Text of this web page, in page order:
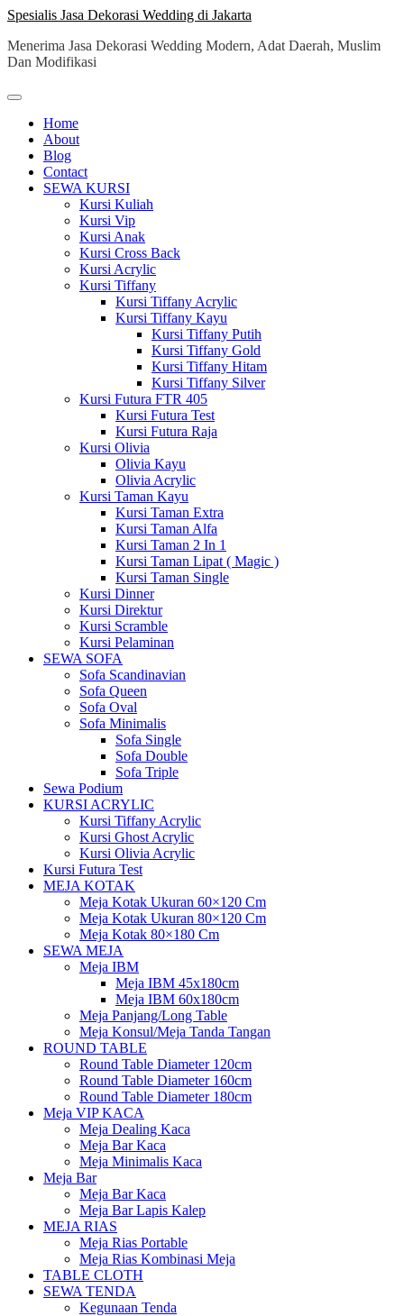
Skip
content
Spesialis Jasa Dekorasi Wedding di Jakarta
Menerima Jasa Dekorasi Wedding Modern, Adat Daerah, Muslim
Dan Modifikasi
Home
About
Blog
Contact
SEWA KURSI
Kursi Kuliah
Kursi Vip
Kursi Anak
Kursi Cross Back
Kursi Acrylic
Kursi Tiffany
Kursi Tiffany Acrylic
Kursi Tiffany Kayu
Kursi Tiffany Putih
Kursi Tiffany Gold
Kursi Tiffany Hitam
Kursi Tiffany Silver
Kursi Futura FTR 405
Kursi Futura Test
Kursi Futura Raja
Kursi Olivia
Olivia Kayu
Olivia Acrylic
Kursi Taman Kayu
Kursi Taman Extra
Kursi Taman Alfa
Kursi Taman 2 In 1
Kursi Taman Lipat ( Magic )
Kursi Taman Single
Kursi Dinner
Kursi Direktur
Kursi Scramble
Kursi Pelaminan
SEWA SOFA
Sofa Scandinavian
Sofa Queen
Sofa Oval
Sofa Minimalis
Sofa Single
Sofa Double
Sofa Triple
Sewa Podium
KURSI ACRYLIC
Kursi Tiffany Acrylic
Kursi Ghost Acrylic
Kursi Olivia Acrylic
Kursi Futura Test
MEJA KOTAK
Meja Kotak Ukuran 60×120 Cm
Meja Kotak Ukuran 80×120 Cm
Meja Kotak 80×180 Cm
SEWA MEJA
Meja IBM
Meja IBM 45x180cm
Meja IBM 60x180cm
Meja Panjang/Long Table
Meja Konsul/Meja Tanda Tangan
ROUND TABLE
Round Table Diameter 120cm
Round Table Diameter 160cm
Round Table Diameter 180cm
Meja VIP KACA
Meja Dealing Kaca
Meja Bar Kaca
Meja Minimalis Kaca
Meja Bar
Meja Bar Kaca
Meja Bar Lapis Kalep
MEJA RIAS
Meja Rias Portable
Meja Rias Kombinasi Meja
TABLE CLOTH
SEWA TENDA
Kegunaan Tenda